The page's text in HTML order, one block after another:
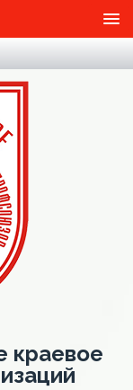
краевое